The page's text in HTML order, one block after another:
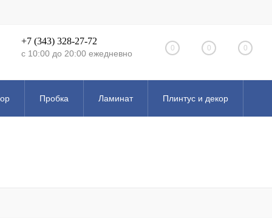
+7 (343) 328-27-72
с 10:00 до 20:00 ежедневно
0 0 0
Пробка Ламинат Плинтус и декор